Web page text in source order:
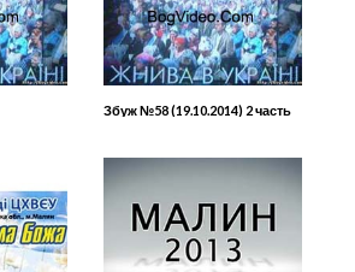
Збуж №58 (19.10.2014) 2 часть